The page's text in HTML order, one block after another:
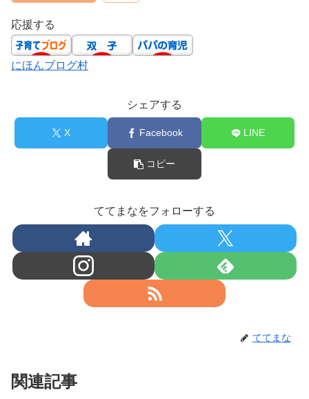
応援する
にほんブログ村
シェアする
X Facebook LINE
コピー
ててまなをフォローする
ててまな
関連記事